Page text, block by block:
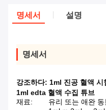
명세서 설명
명세서
강조하다: 1ml 진공 혈액 시
1ml edta 혈액 수집 튜브
재료:
유리 또는 애완 동